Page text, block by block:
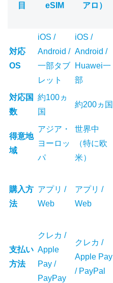
目
eSIM
アロ）
対応
OS
iOS /
Android /
一部タブ
レット
iOS /
Android /
Huawei一
部
対応国
数
約100ヵ
国
約200ヵ国
得意地
域
アジア・
ヨーロッ
パ
世界中
（特に欧
米）
購入方
法
アプリ /
Web
アプリ /
Web
支払い
方法
クレカ /
Apple
Pay /
PayPay
クレカ /
Apple Pay
/ PayPal